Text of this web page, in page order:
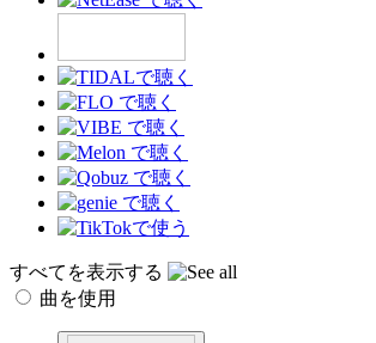
すべてを表示する
曲を使用